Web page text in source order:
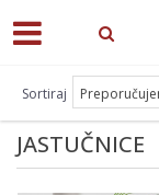
ODEĆA -
JASTUČNICE
Sortiraj